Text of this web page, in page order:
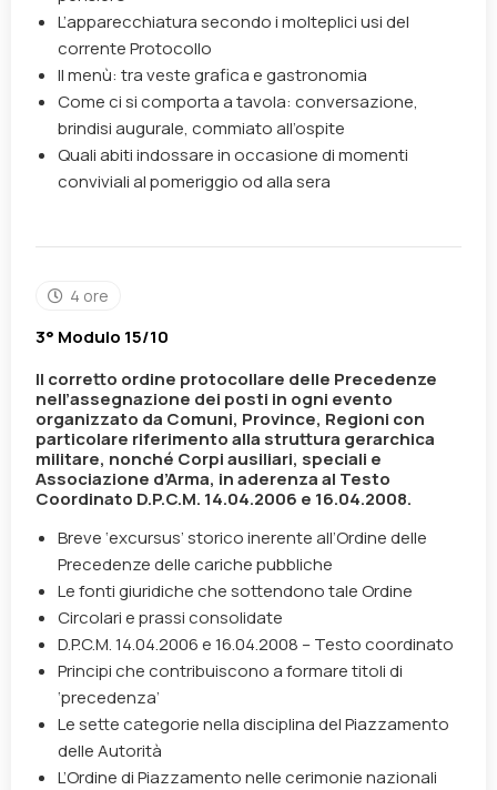
L’apparecchiatura secondo i molteplici usi del
corrente Protocollo
Il menù: tra veste grafica e gastronomia
Come ci si comporta a tavola: conversazione,
brindisi augurale, commiato all’ospite
Quali abiti indossare in occasione di momenti
conviviali al pomeriggio od alla sera
4 ore
3° Modulo 15/10
Il corretto ordine protocollare delle Precedenze
nell’assegnazione dei posti in ogni evento
organizzato da Comuni, Province, Regioni con
particolare riferimento alla struttura gerarchica
militare, nonché Corpi ausiliari, speciali e
Associazione d’Arma, in aderenza al Testo
Coordinato D.P.C.M. 14.04.2006 e 16.04.2008.
Breve ‘excursus’ storico inerente all’Ordine delle
Precedenze delle cariche pubbliche
Le fonti giuridiche che sottendono tale Ordine
Circolari e prassi consolidate
D.P.C.M. 14.04.2006 e 16.04.2008 – Testo coordinato
Principi che contribuiscono a formare titoli di
‘precedenza’
Le sette categorie nella disciplina del Piazzamento
delle Autorità
L’Ordine di Piazzamento nelle cerimonie nazionali